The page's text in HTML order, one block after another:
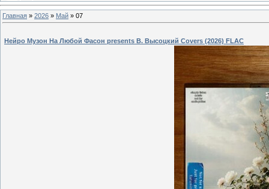
Главная » 2026 » Май » 07
Нейро Музон На Любой Фасон presents В. Высоцкий Covers (2026) FLAC